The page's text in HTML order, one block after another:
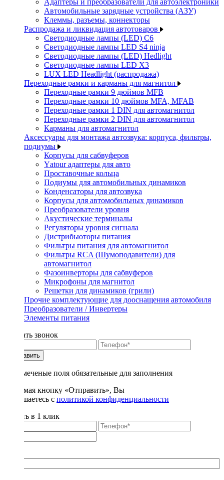
Адаптеры и преобразователи для автоэлектроники
Автомобильные зарядные устройства (АЗУ)
Клеммы, разъемы, коннекторы
Распродажа и ликвидация автотоваров
Светодиодные лампы (LED) C6
Светодиодные лампы LED S4 ninja
Светодиодные лампы (LED) Hedlight
Светодиодные лампы LED X3
LUX LED Headlight (распродажа)
Переходные рамки и карманы для магнитол
Переходные рамки 9 дюймов MFB
Переходные рамки 10 дюймов MFA, MFAB
Переходные рамки 1 DIN для автомагнитол
Переходные рамки 2 DIN для автомагнитол
Карманы для автомагнитол
Аксессуары для монтажа автозвука: корпуса, фильтры,
подиумы
Корпусы для сабвуферов
Yаtour адаптеры для авто
Проставочные кольца
Подиумы для автомобильных динамиков
Конденсаторы для автозвука
Корпусы для автомобильных динамиков
Преобразователи уровня
Акустические терминалы
Регуляторы уровня сигнала
Дистрибьюторы питания
Фильтры питания для автомагнитол
Фильтры RCA (Шумоподавители) для
автомагнитол
Фазоинверторы для сабвуферов
Микрофоны для магнитол
Решетки для динамиков (грили)
Прочие комплектующие для дооснащения автомобиля
Преобразователи / Инвертеры
Элементы питания
Заказать звонок
Отправить
* - отмеченые поля обязательные для заполнения
Нажимая кнопку «Отправить», Вы
соглашаетесь с политикой конфиденциальности
Купить в 1 клик